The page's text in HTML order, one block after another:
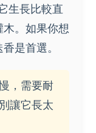
生長比較直
。如果你想
是首選。
，需要耐
讓它長太